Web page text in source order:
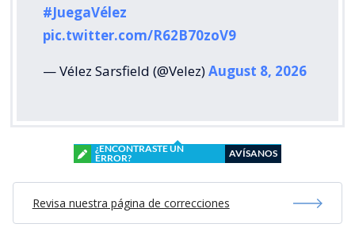
#JuegaVélez
pic.twitter.com/R62B70zoV9
— Vélez Sarsfield (@Velez)August 8, 2026
¿ENCONTRASTE UN
ERROR?
AVÍSANOS
Revisa nuestra página de correcciones